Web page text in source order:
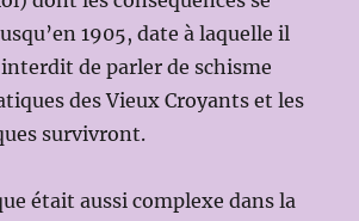
1905, date à laquelle il
de parler de schisme
des Vieux Croyants et les
survivront.
était aussi complexe dans la